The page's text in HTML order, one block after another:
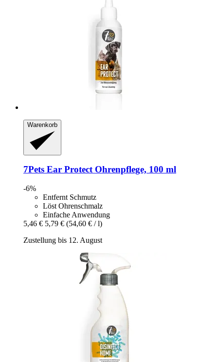
Warenkorb
7Pets Ear Protect Ohrenpflege, 100 ml
-6%
Entfernt Schmutz
Löst Ohrenschmalz
Einfache Anwendung
5,46 € 5,79 € (54,60 € / l)
Zustellung bis 12. August